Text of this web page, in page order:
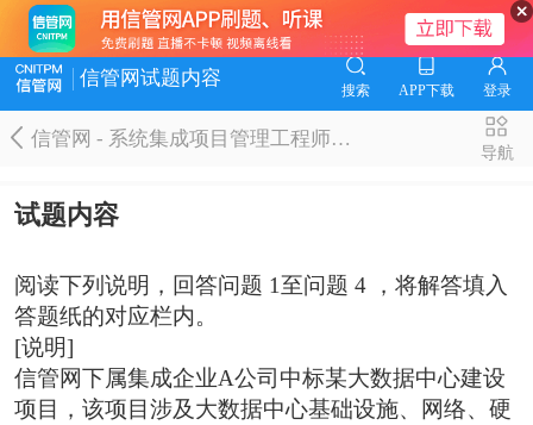
信管网试题内容
搜索 APP下载 登录
信管网 - 系统集成项目管理工程师题库
导航
试题内容
阅读下列说明，回答问题 1至问题 4 ，将解答填入
答题纸的对应栏内。
[说明]
信管网下属集成企业A公司中标某大数据中心建设
项目，该项目涉及大数据中心基础设施、网络、硬